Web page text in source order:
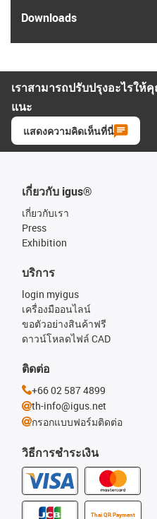
Downloads
เราสามารถปรับปรุงอะไรให้
แนะ
แสดงความคิดเห็นที่นี่
เกี่ยวกับ igus®
เกี่ยวกับเรา
Press
Exhibition
วิธีการชำระเงิน
Thai QR Payment
บริการ
login myigus
เครื่องมืออนไลน์
ขอตัวอย่างสินค้าฟรี
ดาวน์โหลดไฟล์ CAD
ติดต่อ
+66 02 587 4899
th-info@igus.net
กรอกแบบฟอร์มติดต่อ